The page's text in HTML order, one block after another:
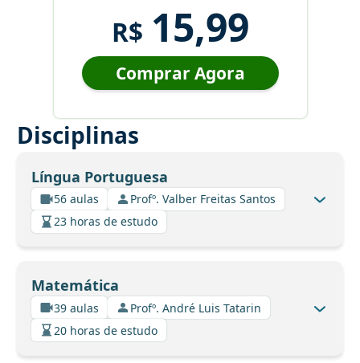
R$ 15,99
Comprar Agora
Disciplinas
Língua Portuguesa
56 aulas
Profº. Valber Freitas Santos
23 horas de estudo
Matemática
39 aulas
Profº. André Luis Tatarin
20 horas de estudo